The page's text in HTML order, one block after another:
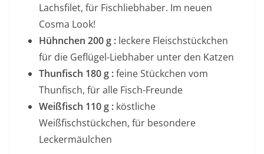
Lachsfilet, für Fischliebhaber. Im neuen
Cosma Look!
Hühnchen 200 g : leckere Fleischstückchen
für die Geflügel-Liebhaber unter den Katzen
Thunfisch 180 g :feine Stückchen vom
Thunfisch, für alle Fisch-Freunde
Weißfisch 110 g : köstliche
Weißfischstückchen, für besondere
Leckermäulchen